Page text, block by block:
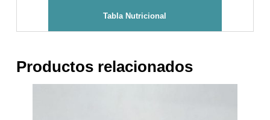
Tabla Nutricional
Productos relacionados